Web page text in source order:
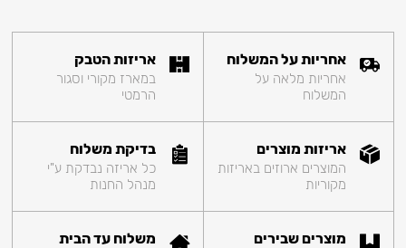
אחריות על המשלוח
אחריות מלאה על
המשלוח
אריזות הטבק
במארז מקורי וסגור
הרמטי
אריזות מוצרים
המוצרים ארוזים באריזות
מקוריות
בדיקת משלוח
כל אריזה נבדקת ע"י
מנהל החנות
מוצרים שבירים משלוח עד הבית